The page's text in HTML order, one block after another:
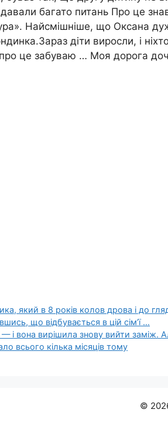
багато питань Про це знав
Найсмішніше, що Оксана
діти виросли, і
про це забуваю … Моя дорога
який в 8 років колов дрова і до
що відбувається в цій сім’ї …
і вона вирішила знову вийти заміж.
всього кілька місяців тому
©